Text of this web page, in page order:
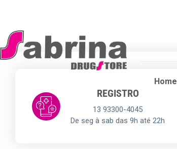
Home
REGISTRO
13 93300-4045
De seg à sab das 9h até 22h